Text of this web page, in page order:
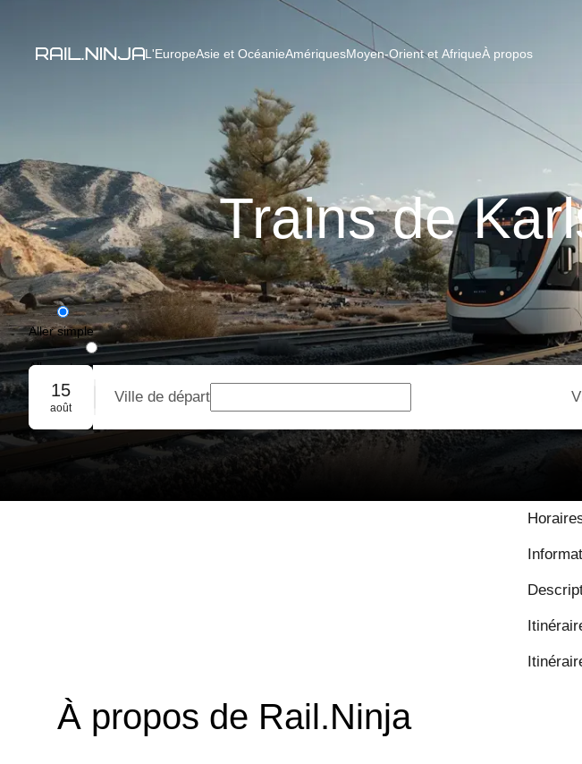
L'EuropeAsie et OcéanieAmériquesMoyen-Orient et AfriqueÀ propos
Trains de
Aller simple
Aller-retour
Réservation de groupe
15
août
Ville de départ
À propos de Rail.Ninja